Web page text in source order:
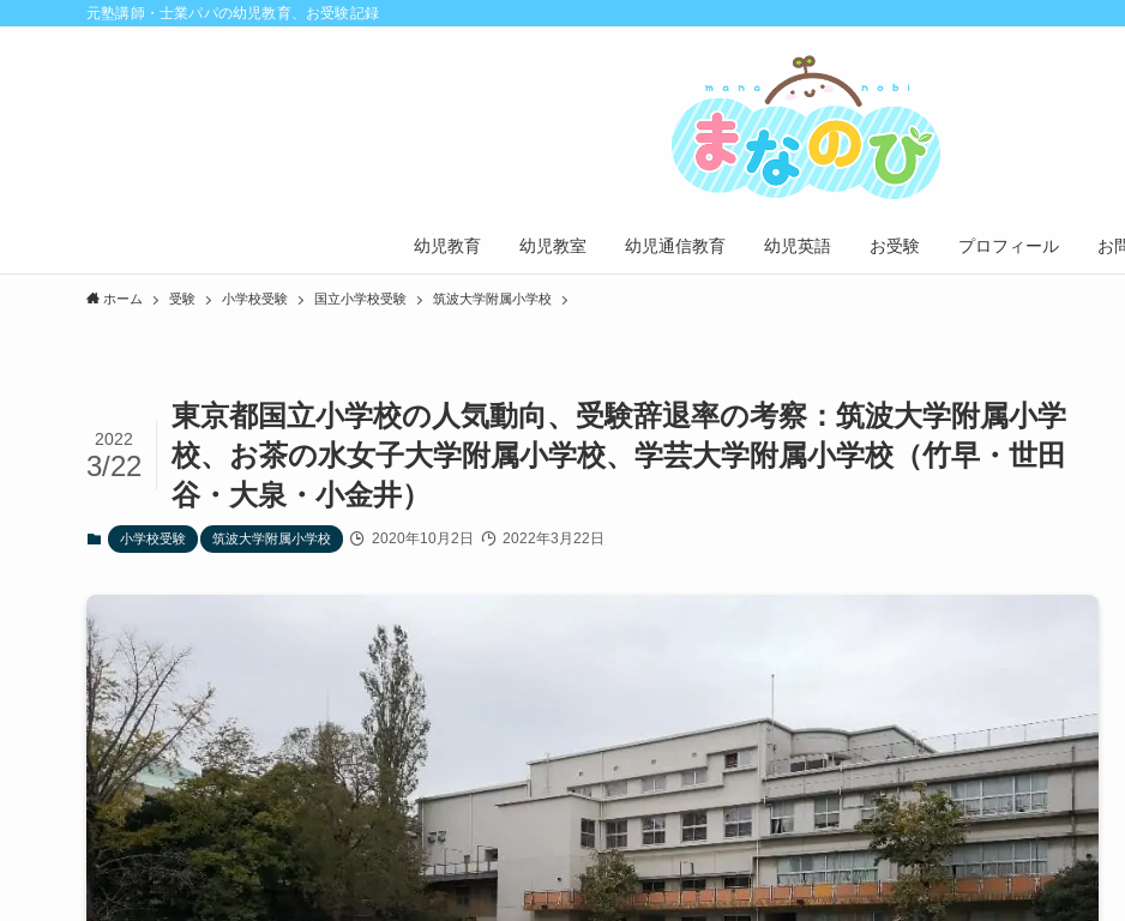
元塾講師・士業パパの幼児教育、お受験記録
幼児教育 幼児教室 幼児通信教育 幼児英語 お受験 プロフィール お
ホーム 受験 小学校受験 国立小学校受験 筑波大学附属小学校
東京都国立小学校の人気動向、受験辞退率の考察：筑波大学附属小学
校、お茶の水女子大学附属小学校、学芸大学附属小学校（竹早・世田
谷・大泉・小金井）
2022
3/22
小学校受験 筑波大学附属小学校 2020年10月2日 2022年3月22日